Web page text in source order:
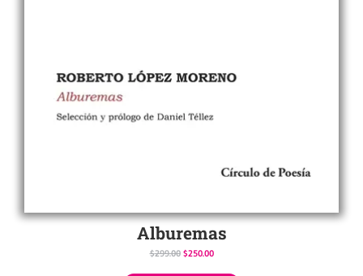
Alburemas
$299.00 $250.00